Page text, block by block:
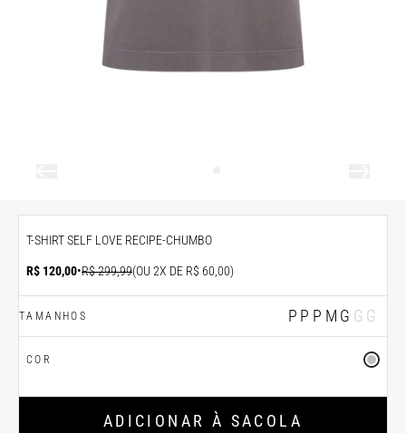
T-SHIRT SELF LOVE RECIPE-CHUMBO
R$ 120,00•R$ 299,99(OU 2X DE R$ 60,00)
TAMANHOS PP P M G GG
COR
ADICIONAR À SACOLA